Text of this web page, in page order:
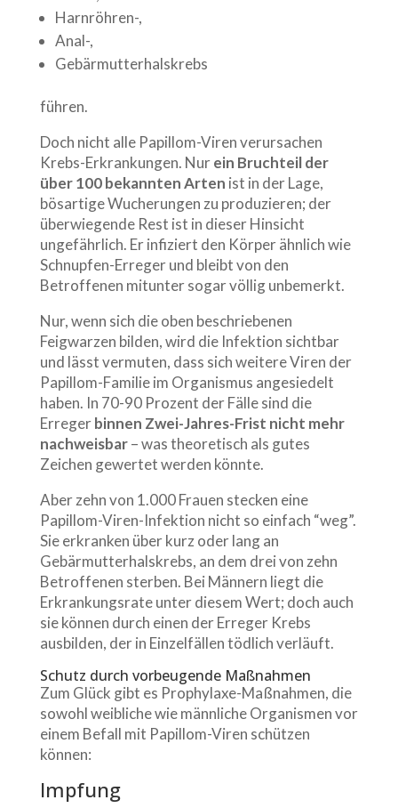
Harnröhren-,
Anal-,
Gebärmutterhalskrebs
führen.
Doch nicht alle Papillom-Viren verursachen
Krebs-Erkrankungen. Nurein Bruchteil der
über 100 bekannten Arten ist in der Lage,
bösartige Wucherungen zu produzieren; der
überwiegende Rest ist in dieser Hinsicht
ungefährlich. Er infiziert den Körper ähnlich wie
Schnupfen-Erreger und bleibt von den
Betroffenen mitunter sogar völlig unbemerkt.
Nur, wenn sich die oben beschriebenen
Feigwarzen bilden, wird die Infektion sichtbar
und lässt vermuten, dass sich weitere Viren der
Papillom-Familie im Organismus angesiedelt
haben. In 70-90 Prozent der Fälle sind die
Erregerbinnen Zwei-Jahres-Frist nicht mehr
nachweisbar– was theoretisch als gutes
Zeichen gewertet werden könnte.
Aber zehn von 1.000 Frauen stecken eine
Papillom-Viren-Infektion nicht so einfach “weg”.
Sie erkranken über kurz oder lang an
Gebärmutterhalskrebs, an dem drei von zehn
Betroffenen sterben. Bei Männern liegt die
Erkrankungsrate unter diesem Wert; doch auch
sie können durch einen der Erreger Krebs
ausbilden, der in Einzelfällen tödlich verläuft.
Schutz durch vorbeugende Maßnahmen
Zum Glück gibt es Prophylaxe-Maßnahmen, die
sowohl weibliche wie männliche Organismen vor
einem Befall mit Papillom-Viren schützen
können:
Impfung